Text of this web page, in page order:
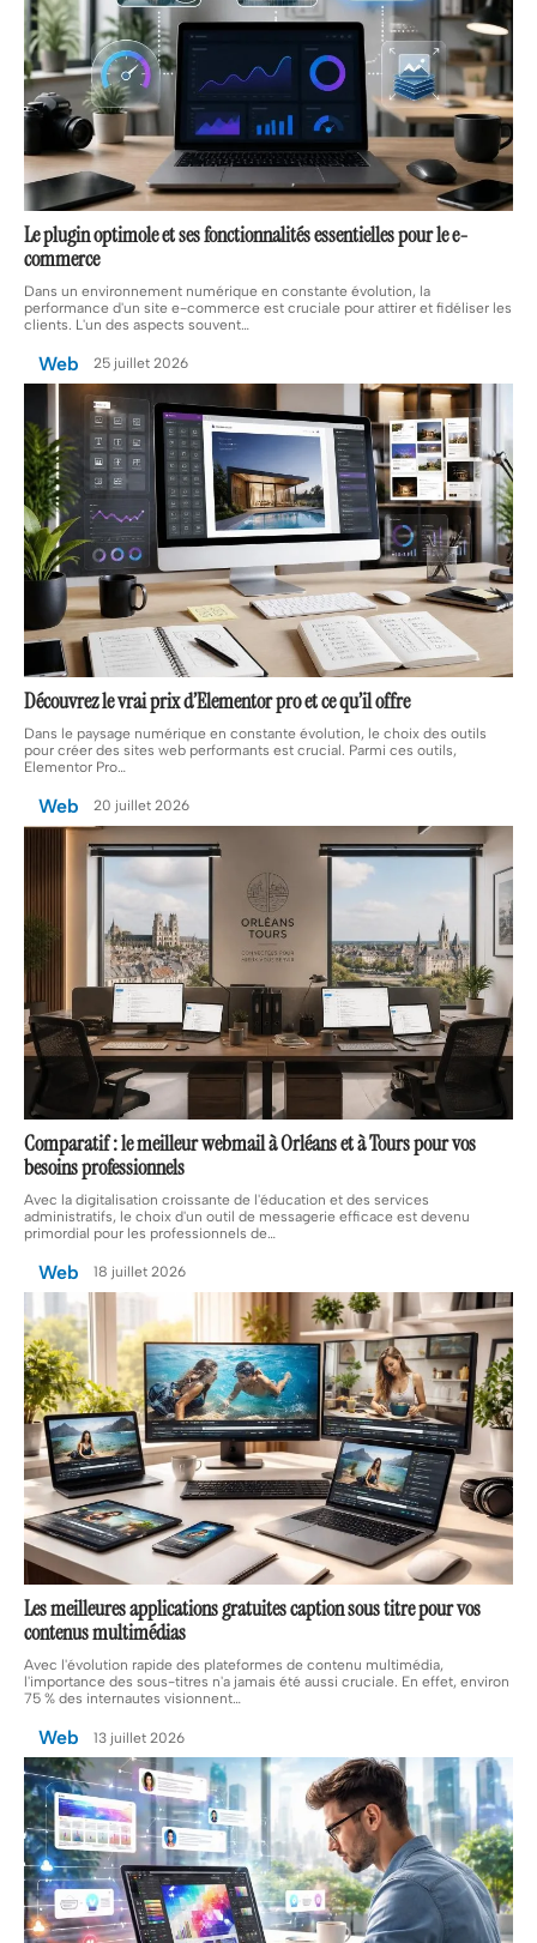
Le plugin optimole et ses fonctionnalités essentielles pour le e-
commerce
Dans un environnement numérique en constante évolution, la
performance d'un site e-commerce est cruciale pour attirer et fidéliser les
clients. L'un des aspects souvent…
Web 25 juillet 2026
Découvrez le vrai prix d’Elementor pro et ce qu’il offre
Dans le paysage numérique en constante évolution, le choix des outils
pour créer des sites web performants est crucial. Parmi ces outils,
Elementor Pro
Web 20 juillet 2026
Comparatif : le meilleur webmail à Orléans et à Tours pour vos
besoins professionnels
Avec la digitalisation croissante de l'éducation et des services
administratifs, le choix d'un outil de messagerie efficace est devenu
primordial pour les professionnels de
Web 18 juillet 2026
Les meilleures applications gratuites caption sous titre pour vos
contenus multimédias
Avec l'évolution rapide des plateformes de contenu multimédia,
l'importance des sous-titres n'a jamais été aussi cruciale. En effet, environ
75 % des internautes visionnent…
Web 13 juillet 2026